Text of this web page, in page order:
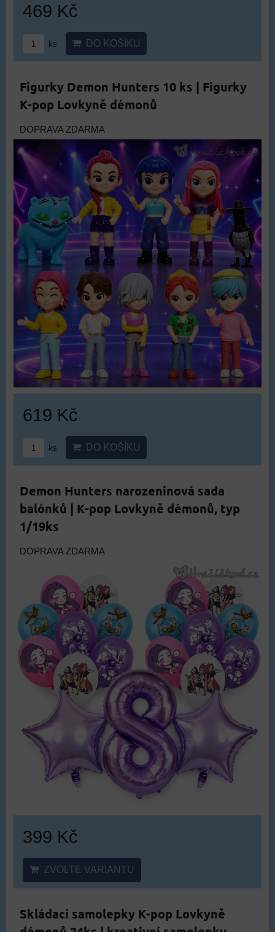
469 Kč
ks DO KOŠÍKU
Figurky Demon Hunters 10 ks | Figurky
K-pop Lovkyně démonů
DOPRAVA ZDARMA
619 Kč
ks DO KOŠÍKU
Demon Hunters narozeninová sada
balónků | K-pop Lovkyně démonů, typ
1/19ks
DOPRAVA ZDARMA
399 Kč
ZVOLTE VARIANTU
Skládací samolepky K-pop Lovkyně